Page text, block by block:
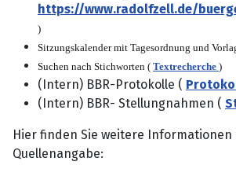
https://www.radolfzell.de/
)
Sitzungskalender mit Tagesordnung und
Suchen nach Stichworten ( Textrecherche )
(Intern) BBR-Protokolle (
(Intern) BBR- Stellungnahmen (
Hier finden Sie weitere Informationen
Quellenangabe: